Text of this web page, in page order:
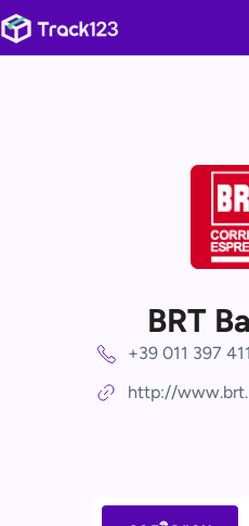
BRT
+39 011 397
http://